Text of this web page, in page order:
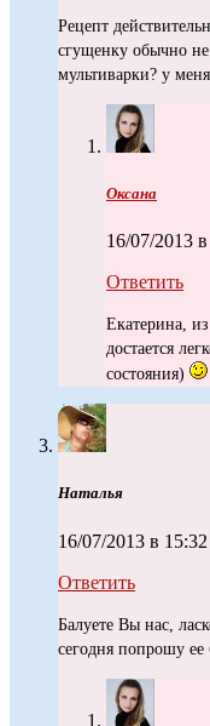
Рецепт
сгущенку обычно не
мультиварки? у
Оксана
16/07/2013
Ответить
Екатерина,
достается
состояния)
Наталья
16/07/2013 в 15:32
Ответить
Балуете Вы нас,
сегодня попрошу ее